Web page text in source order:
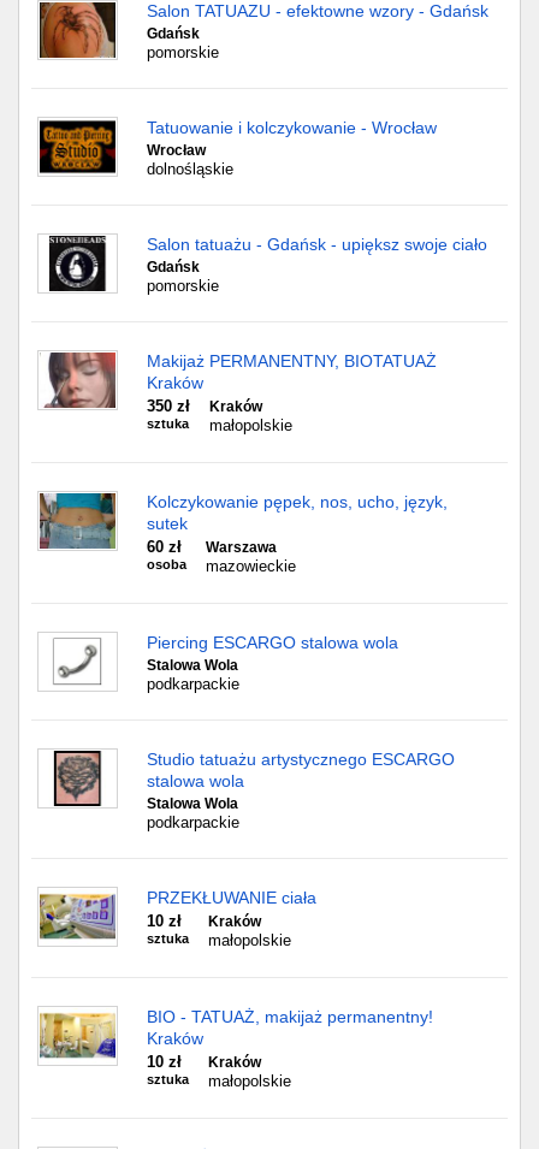
Salon TATUAZU - efektowne wzory - Gdańsk
Gdańsk
pomorskie
Tatuowanie i kolczykowanie - Wrocław
Wrocław
dolnośląskie
Salon tatuażu - Gdańsk - upiększ swoje ciało
Gdańsk
pomorskie
Makijaż PERMANENTNY, BIOTATUAŻ
Kraków
350 zł
sztuka
Kraków
małopolskie
Kolczykowanie pępek, nos, ucho, język,
sutek
60 zł
osoba
Warszawa
mazowieckie
Piercing ESCARGO stalowa wola
Stalowa Wola
podkarpackie
Studio tatuażu artystycznego ESCARGO
stalowa wola
Stalowa Wola
podkarpackie
PRZEKŁUWANIE ciała
10 zł
sztuka
Kraków
małopolskie
BIO - TATUAŻ, makijaż permanentny!
Kraków
10 zł
sztuka
Kraków
małopolskie